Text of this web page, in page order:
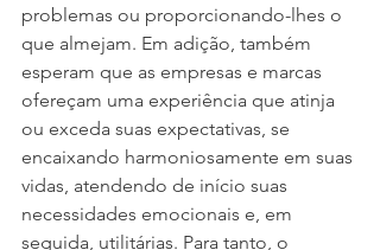
problemas ou proporcionando-lhes o
que almejam. Em adição, também
esperam que as empresas e marcas
ofereçam uma experiência que atinja
ou exceda suas expectativas, se
encaixando harmoniosamente em suas
vidas, atendendo de início suas
necessidades emocionais e, em
seguida, utilitárias. Para tanto, o